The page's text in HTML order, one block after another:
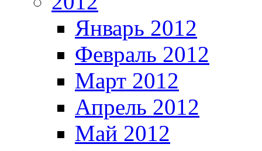
Январь 2012
Февраль 2012
Март 2012
Апрель 2012
Май 2012